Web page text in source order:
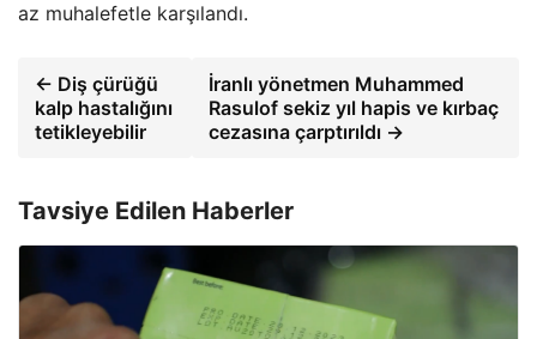
az muhalefetle karşılandı.
← Diş çürüğü
kalp hastalığını
tetikleyebilir
İranlı yönetmen Muhammed
Rasulof sekiz yıl hapis ve kırbaç
cezasına çarptırıldı →
Tavsiye Edilen Haberler